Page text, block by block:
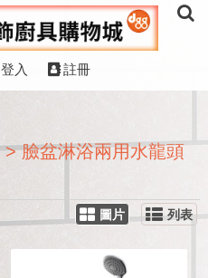
登入 註冊
臉盆淋浴兩用水龍頭
圖片 列表